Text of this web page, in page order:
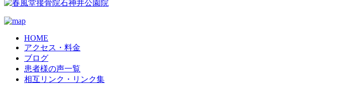
HOME
アクセス・料金
ブログ
患者様の声一覧
相互リンク・リンク集